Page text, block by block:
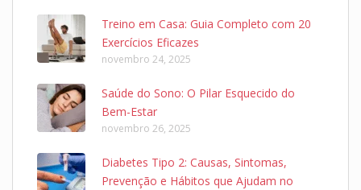
Treino em Casa: Guia Completo com 20
Exercícios Eficazes
novembro 24, 2025
Saúde do Sono: O Pilar Esquecido do
Bem-Estar
novembro 26, 2025
Diabetes Tipo 2: Causas, Sintomas,
Prevenção e Hábitos que Ajudam no